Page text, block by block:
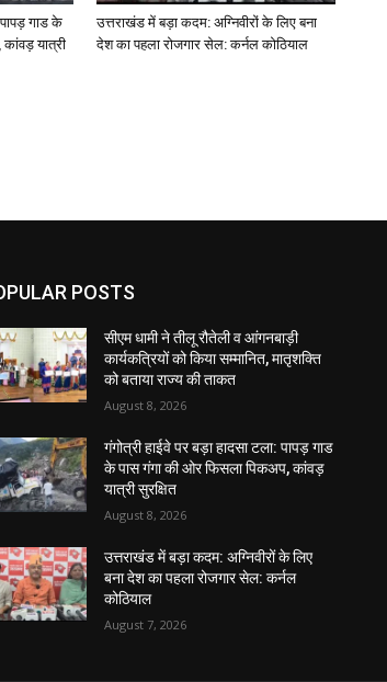
पापड़ गाड के
यात्री
उत्तराखंड में बड़ा कदम: अग्निवीरों के लिए बना
देश का पहला रोजगार सेल: कर्नल कोठियाल
POSTS
सीएम धामी ने तीलू रौतेली व आंगनबाड़ी
कार्यकत्रियों को किया सम्मानित, मातृशक्ति
को बताया राज्य की ताकत
August 8, 2026
गंगोत्री हाईवे पर बड़ा हादसा टला: पापड़ गाड
के पास गंगा की ओर फिसला पिकअप, कांवड़
यात्री सुरक्षित
August 8, 2026
उत्तराखंड में बड़ा कदम: अग्निवीरों के लिए
बना देश का पहला रोजगार सेल: कर्नल
कोठियाल
August 7, 2026